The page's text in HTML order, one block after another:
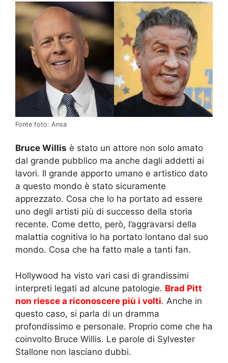
Fonte foto: Ansa
Bruce Willis è stato un attore non solo amato
dal grande pubblico ma anche dagli addetti ai
lavori. Il grande apporto umano e artistico dato
a questo mondo è stato sicuramente
apprezzato. Cosa che lo ha portato ad essere
uno degli artisti più di successo della storia
recente. Come detto, però, l’aggravarsi della
malattia cognitiva lo ha portato lontano dal suo
mondo. Cosa che ha fatto male a tanti fan.
Hollywood ha visto vari casi di grandissimi
interpreti legati ad alcune patologie. Brad Pitt
non riesce a riconoscere più i volti. Anche in
questo caso, si parla di un dramma
profondissimo e personale. Proprio come che ha
coinvolto Bruce Willis. Le parole di Sylvester
Stallone non lasciano dubbi.